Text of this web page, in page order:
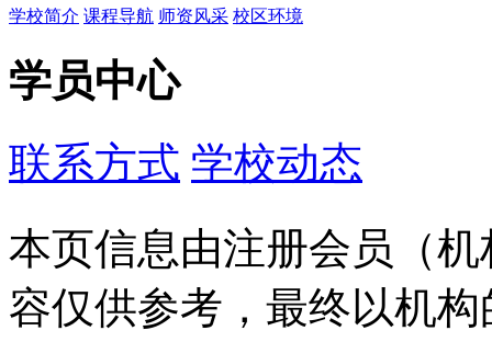
学校简介 课程导航 师资风采 校区环境
学员中心
联系方式 学校动态
本页信息由注册会员（
容仅供参考，最终以机